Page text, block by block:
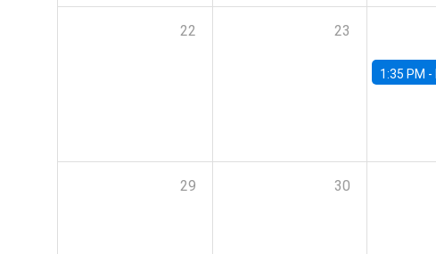
22 23
1:35 PM -
29 30